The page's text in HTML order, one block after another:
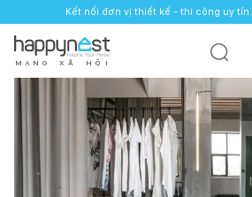
Kết nối đơn vị thiết kế - thi công uy tín.
M Ạ N G X Ã H Ộ I